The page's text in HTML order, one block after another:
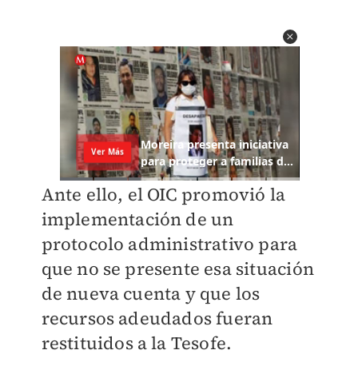
Ante ello, el OIC promovió la
implementación de un
protocolo administrativo para
que no se presente esa situación
de nueva cuenta y que los
recursos adeudados fueran
restituidos a la Tesofe.